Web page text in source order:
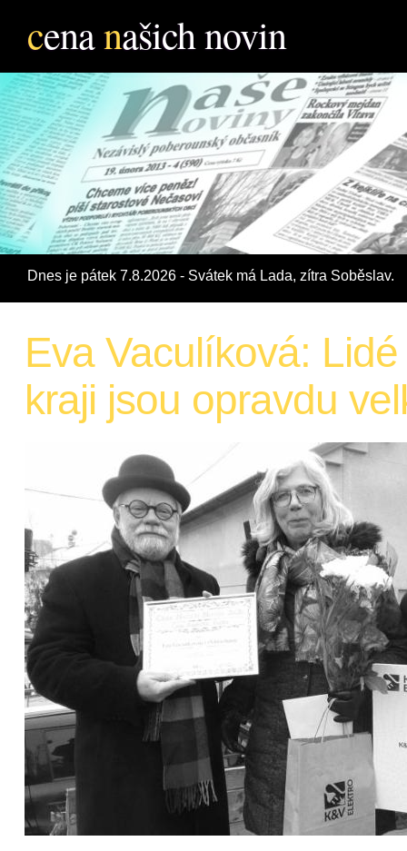
cenanašich novin
Dnes je pátek 7.8.2026 - Svátek má Lada, zí­tra Soběslav.
Eva Vaculíková:
kraji jsou opravdu